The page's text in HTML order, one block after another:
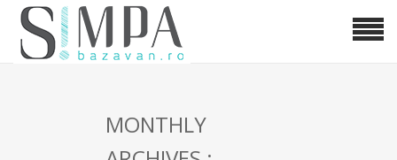
MONTHLY